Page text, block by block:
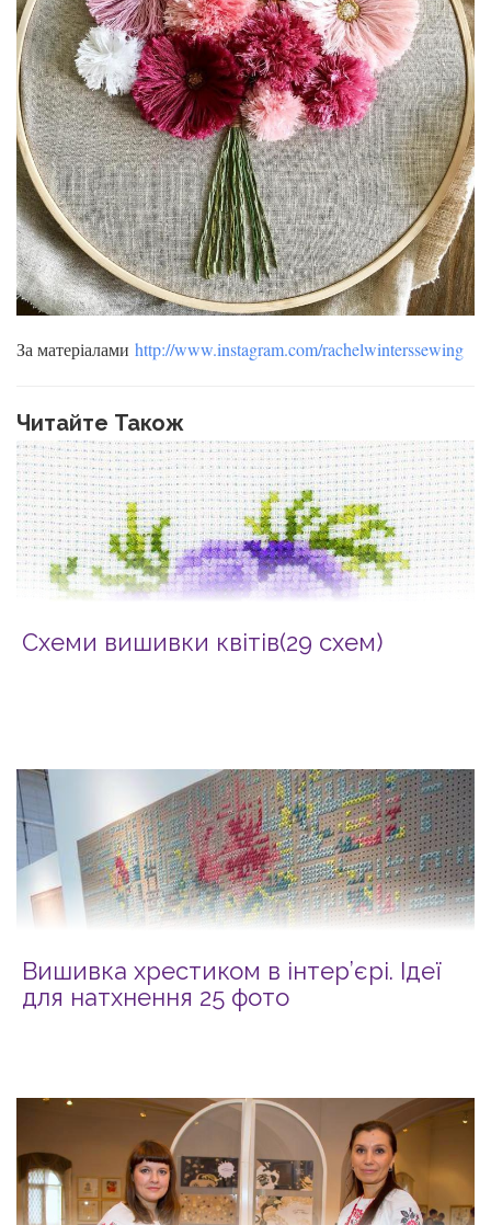
За матеріалами http://www.instagram.com/rachelwinterssewing
Читайте Також
Схеми вишивки квітів(29 схем)
Вишивка хрестиком в інтер’єрі. Ідеї
для натхнення 25 фото